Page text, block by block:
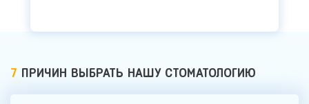
7 ПРИЧИН ВЫБРАТЬ НАШУ СТОМАТОЛОГИЮ